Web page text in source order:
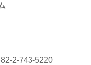
2-743-5220